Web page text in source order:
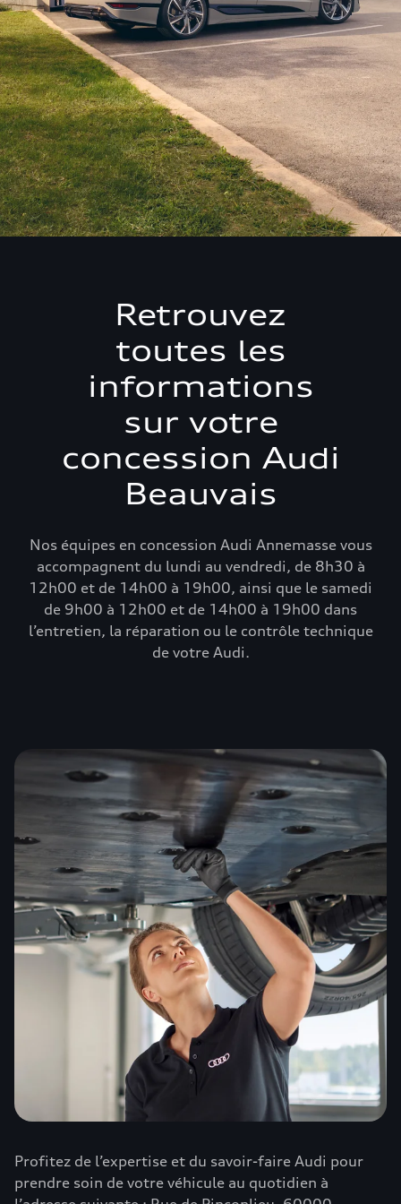
Retrouvez
toutes les
informations
sur votre
concession Audi
Beauvais
Nos équipes en concession Audi Annemasse vous
accompagnent du lundi au vendredi, de 8h30 à
12h00 et de 14h00 à 19h00, ainsi que le samedi
de 9h00 à 12h00 et de 14h00 à 19h00 dans
l’entretien, la réparation ou le contrôle technique
de votre Audi.
Profitez de l’expertise et du savoir-faire Audi pour
prendre soin de votre véhicule au quotidien à